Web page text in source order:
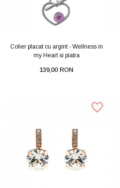
Colier placat cu argint - Wellness in
my Heart si piatra
139,00 RON